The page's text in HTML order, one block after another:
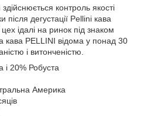
контроль якості
дегустації Pellini кава
ідалі на ринок під знаком
кава PELLINI відома у понад 30
і витонченістю.
і 20% Робуста
Америка